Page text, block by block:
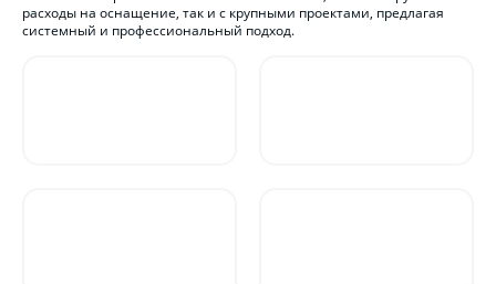
расходы на оснащение, так и с крупными проектами, предлагая
системный и профессиональный подход.